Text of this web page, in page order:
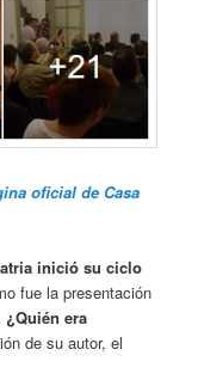
oficial de Casa
inició su ciclo
fue la presentación
era
de su autor, el